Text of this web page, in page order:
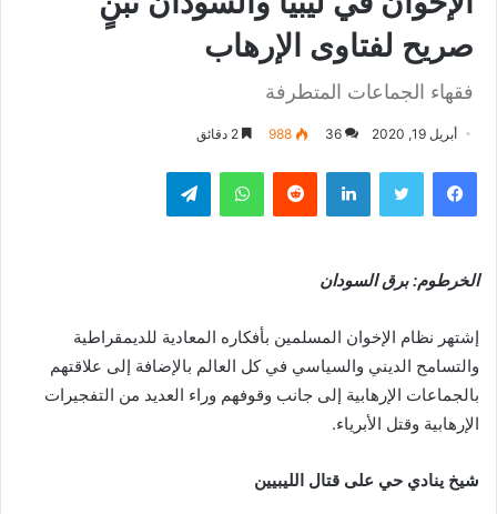
صريح لفتاوى الإرهاب
فقهاء الجماعات المتطرفة
أبريل 19, 2020 36
988
فيسبوك تويتر لينكدإن واتساب تيلقرام
الخرطوم: برق السودان
إشتهر نظام الإخوان المسلمين بأفكاره المعادية للديمقراطية
والتسامح الديني والسياسي في كل العالم بالإضافة إلى علاقتهم
بالجماعات الإرهابية إلى جانب وقوفهم وراء العديد من التفجيرات
الإرهابية وقتل الأبرياء.
شيخ ينادي حي على قتال الليبيين